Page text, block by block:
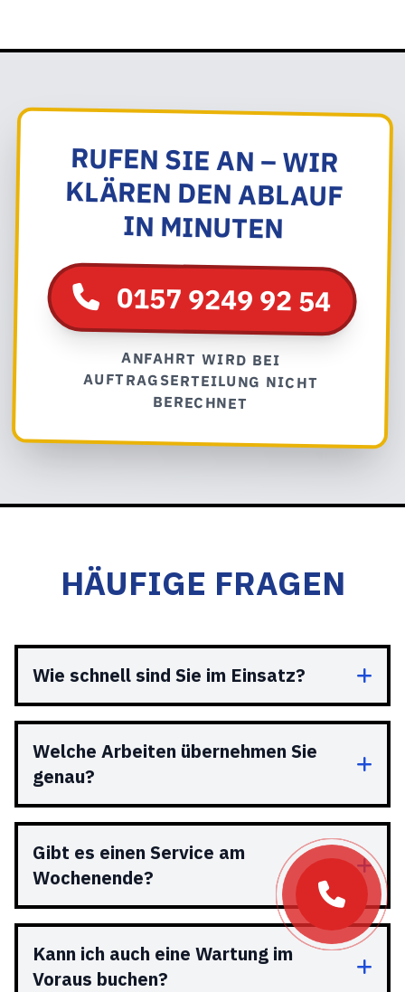
RUFEN SIE AN – WIR
KLÄREN DEN ABLAUF
IN MINUTEN
0157 9249 92 54
ANFAHRT WIRD BEI
AUFTRAGSERTEILUNG NICHT
BERECHNET
HÄUFIGE FRAGEN
Wie schnell sind Sie im Einsatz?
Welche Arbeiten übernehmen Sie
genau?
Gibt es einen Service am
Wochenende?
Kann ich auch eine Wartung im
Voraus buchen?